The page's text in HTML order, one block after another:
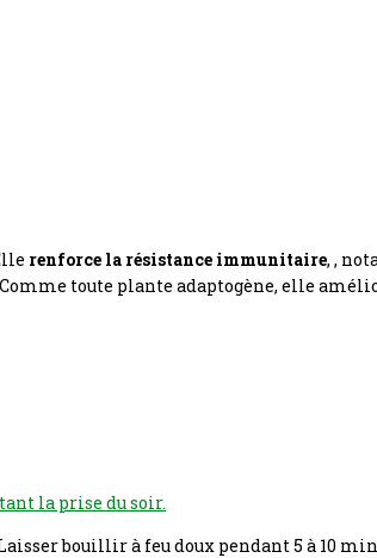
renforce la résistance immunitaire, ,
Comme toute plante adaptogène, elle
la prise du soir.
bouillir à feu doux pendant 5 à 10